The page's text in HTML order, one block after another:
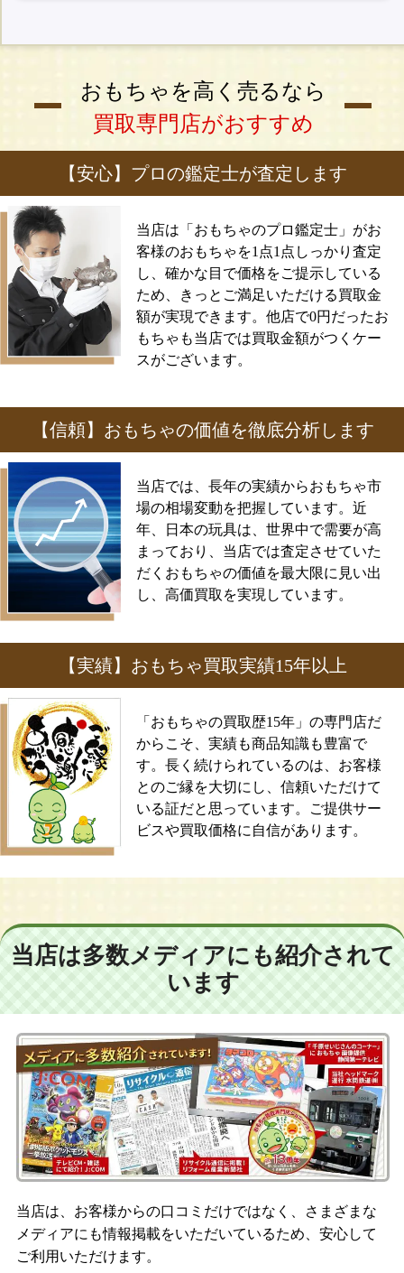
おもちゃを高く売るなら
買取専門店がおすすめ
【安心】プロの鑑定士が査定します
当店は「おもちゃのプロ鑑定士」がお
客様のおもちゃを1点1点しっかり査定
し、確かな目で価格をご提示している
ため、きっとご満足いただける買取金
額が実現できます。他店で0円だったお
もちゃも当店では買取金額がつくケー
スがございます。
【信頼】おもちゃの価値を徹底分析します
当店では、長年の実績からおもちゃ市
場の相場変動を把握しています。近
年、日本の玩具は、世界中で需要が高
まっており、当店では査定させていた
だくおもちゃの価値を最大限に見い出
し、高価買取を実現しています。
【実績】おもちゃ買取実績15年以上
「おもちゃの買取歴15年」の専門店だ
からこそ、実績も商品知識も豊富で
す。長く続けられているのは、お客様
とのご縁を大切にし、信頼いただけて
いる証だと思っています。ご提供サー
ビスや買取価格に自信があります。
当店は多数メディアにも紹介されて
います
当店は、お客様からの口コミだけではなく、さまざまな
メディアにも情報掲載をいただいているため、安心して
ご利用いただけます。